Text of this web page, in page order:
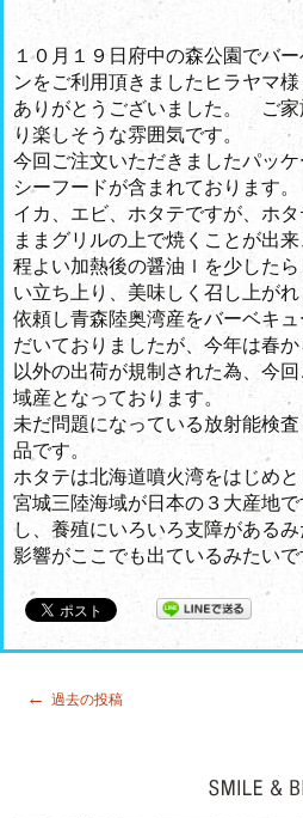
１０月１９日府中の森公園でバ
ンをご利用頂きましたヒラヤマ様
ありがとうございました。 ご家
り楽しそうな雰囲気です。
今回ご注文いただきましたパッ
シーフードが含まれております。
イカ、エビ、ホタテですが、ホ
ままグリルの上で焼くことが出来
程よい加熱後の醤油ｌを少した
い立ち上り、美味しく召し上が
依頼し青森陸奥湾産をバーベキ
だいておりましたが、今年は春
以外の出荷が規制された為、今
域産となっております。
未だ問題になっている放射能検
品です。
ホタテは北海道噴火湾をはじめと
宮城三陸海域が日本の３大産地
し、養殖にいろいろ支障がある
影響がここでも出ているみたいで
← 過去の投稿